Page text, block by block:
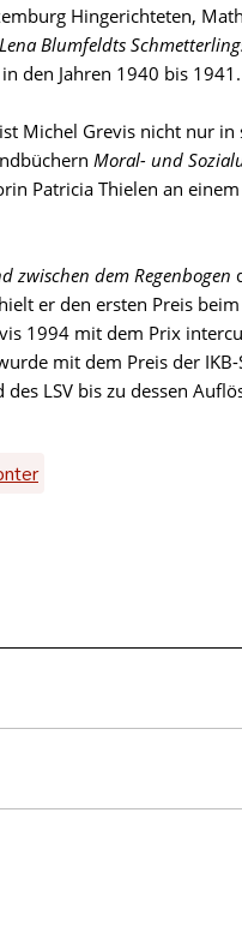
Hingerichteten,
Blumfeldts
den Jahren 1940 bis 1941.
Michel Grevis nicht nur
Moral- und
Patricia Thielen an
zwischen dem Regenbogen
er den ersten Preis
1994 mit dem Prix
mit dem Preis der
LSV bis zu dessen